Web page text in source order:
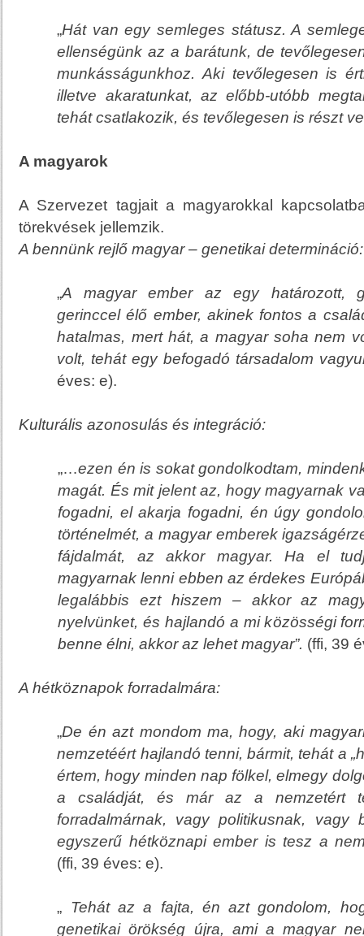
„Hát van egy semleges státusz. A
ellenségünk az a barátunk, de
munkásságunkhoz. Aki tevőlegesen is
illetve akaratunkat, az előbb-utóbb
tehát csatlakozik, és tevőlegesen is részt
A magyarok
A Szervezet tagjait a magyarokkal
törekvések jellemzik.
A bennünk rejlő magyar– genetikai determináció:
„A magyar ember az egy határozott,
gerinccel élő ember, akinek fontos a
hatalmas, mert hát, a magyar soha nem
volt, tehát egy befogadó társadalom
éves: e).
Kulturális azonosulás és integráció:
„…ezen én is sokat gondolkodtam,
magát. És mit jelent az, hogy magyarnak
fogadni, el akarja fogadni, én úgy
történelmét, a magyar emberek
fájdalmát, az akkor magyar. Ha el
magyarnak lenni ebben az érdekes
legalábbis ezt hiszem – akkor az
nyelvünket, és hajlandó a mi közösségi
benne élni, akkor az lehet magyar”. (ffi, 39
A hétköznapok forradalmára:
„De én azt mondom ma, hogy, aki
nemzetéért hajlandó tenni, bármit, tehát a
értem, hogy minden nap fölkel, elmegy
a családját, és már az a nemzetért
forradalmárnak, vagy politikusnak, vagy
egyszerű hétköznapi ember is tesz a
(ffi, 39 éves: e).
„
Tehát az a fajta, én azt gondolom,
genetikai örökség újra, ami a magyar